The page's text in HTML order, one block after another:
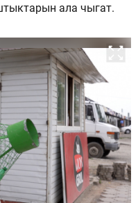
ала чыгат.